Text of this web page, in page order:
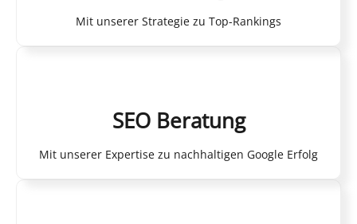
Mit unserer Strategie zu Top-Rankings
SEO Beratung
Mit unserer Expertise zu nachhaltigen Google Erfolg